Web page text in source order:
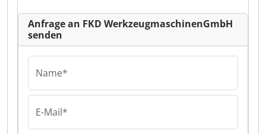
Anfrage an FKD WerkzeugmaschinenGmbH
senden
Name*
E-Mail*